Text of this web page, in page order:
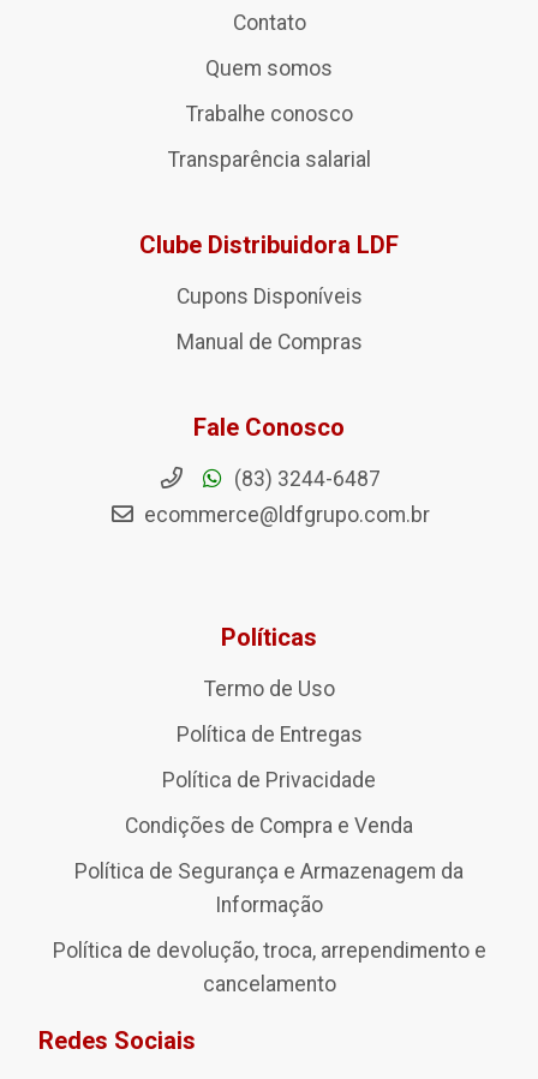
Contato
Quem somos
Trabalhe conosco
Transparência salarial
Clube Distribuidora LDF
Cupons Disponíveis
Manual de Compras
Fale Conosco
(83) 3244-6487
ecommerce@ldfgrupo.com.br
Políticas
Termo de Uso
Política de Entregas
Política de Privacidade
Condições de Compra e Venda
Política de Segurança e Armazenagem da
Informação
Política de devolução, troca, arrependimento e
cancelamento
Redes Sociais